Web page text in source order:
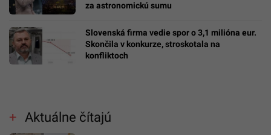
za astronomickú sumu
Slovenská firma vedie spor o 3,1 milióna eur.
Skončila v konkurze, stroskotala na
konfliktoch
Aktuálne čítajú